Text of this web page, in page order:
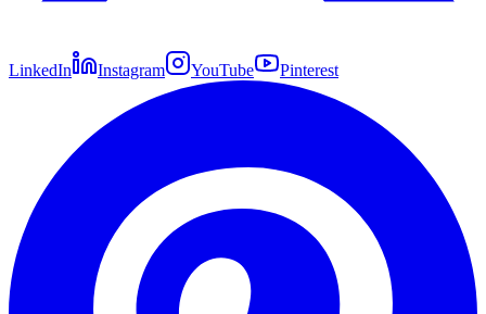
LinkedIn Instagram YouTube Pinterest